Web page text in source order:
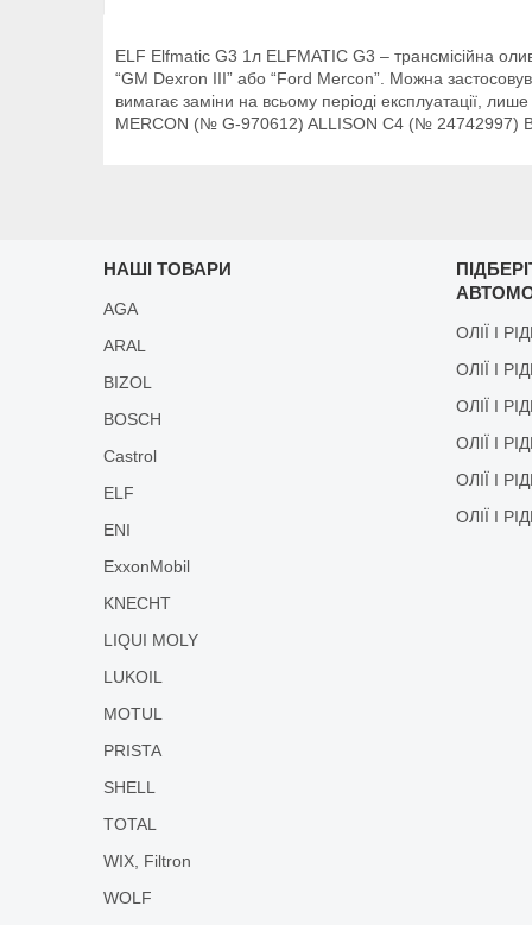
ELF Elfmatic G3 1л ELFMATIC G3 – трансмісійна
“GM Dexron III” або “Ford Mercon”. Можна
вимагає заміни на всьому періоді експлуатації,
MERCON (№ G-970612) ALLISON C4 (№ 24742997)
НАШІ ТОВАРИ
AGA
ARAL
BIZOL
BOSCH
Castrol
ELF
ENI
ExxonMobil
KNECHT
LIQUI MOLY
LUKOIL
MOTUL
PRISTA
SHELL
TOTAL
WIX, Filtron
WOLF
ОЛІЇ І
ОЛІЇ І
ОЛІЇ І
ОЛІЇ І
ОЛІЇ І
ОЛІЇ І